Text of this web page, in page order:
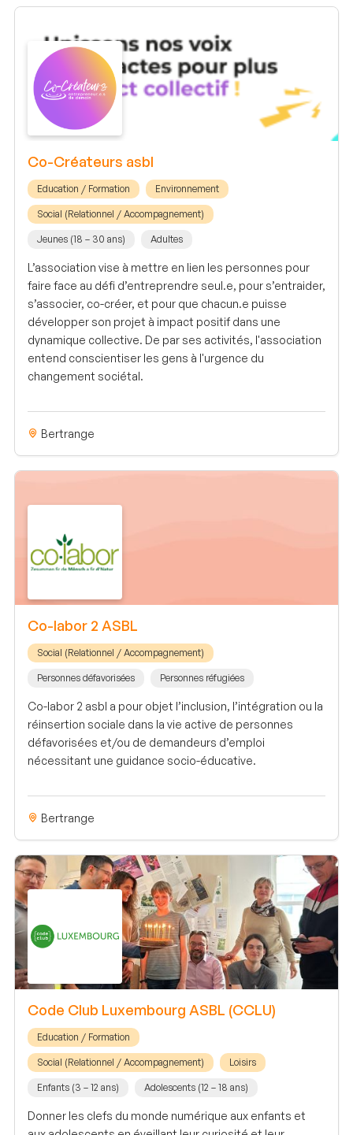
Co-Créateurs asbl
Education / Formation Environnement
Social (Relationnel / Accompagnement)
Jeunes (18 – 30 ans) Adultes
L’association vise à mettre en lien les personnes pour
faire face au défi d’entreprendre seul.e, pour s’entraider,
s’associer, co-créer, et pour que chacun.e puisse
développer son projet à impact positif dans une
dynamique collective. De par ses activités, l'association
entend conscientiser les gens à l'urgence du
changement sociétal.
Bertrange
Co-labor 2 ASBL
Social (Relationnel / Accompagnement)
Personnes défavorisées Personnes réfugiées
Co-labor 2 asbl a pour objet l’inclusion, l’intégration ou la
réinsertion sociale dans la vie active de personnes
défavorisées et/ou de demandeurs d’emploi
nécessitant une guidance socio-éducative.
Bertrange
Code Club Luxembourg ASBL (CCLU)
Education / Formation
Social (Relationnel / Accompagnement) Loisirs
Enfants (3 – 12 ans) Adolescents (12 – 18 ans)
Donner les clefs du monde numérique aux enfants et